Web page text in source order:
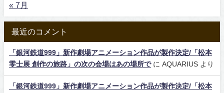
« 7月
最近のコメント
「銀河鉄道999」新作劇場アニメーション作品が製作決定/「松本
零士展 創作の旅路」の次の会場はあの場所でに AQUARIUS より
「銀河鉄道999」新作劇場アニメーション作品が製作決定/「松本